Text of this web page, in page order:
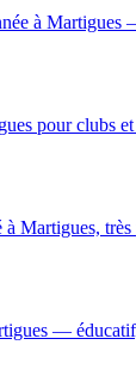
à Martigues
pour clubs
Martigues, très
—